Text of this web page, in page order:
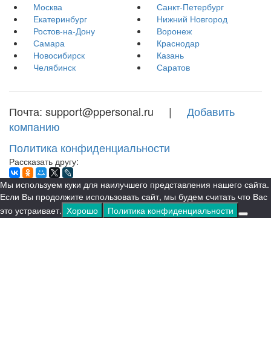
Москва
Санкт-Петербург
Екатеринбург
Нижний Новгород
Ростов-на-Дону
Воронеж
Самара
Краснодар
Новосибирск
Казань
Челябинск
Саратов
Почта: support@ppersonal.ru | Добавить
компанию
Политика конфиденциальности
Рассказать другу:
Мы используем куки для наилучшего представления нашего сайта.
Если Вы продолжите использовать сайт, мы будем считать что Вас
это устраивает. Хорошо Политика конфиденциальности